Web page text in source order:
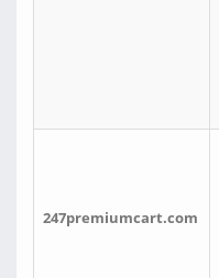
247premiumcart.com